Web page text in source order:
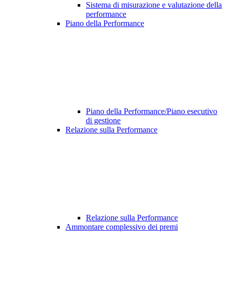
Sistema di misurazione e valutazione della
performance
Piano della Performance
Piano della Performance/Piano esecutivo
di gestione
Relazione sulla Performance
Relazione sulla Performance
Ammontare complessivo dei premi